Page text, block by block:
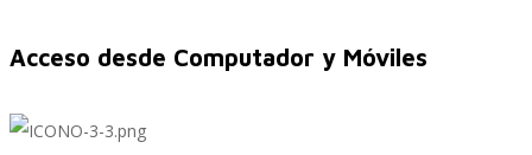
Acceso desde Computador y Móviles